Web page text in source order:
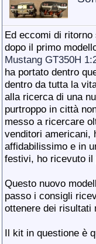
Ed eccomi di
dopo il primo
Mustang GT350H
ha portato dentro
dentro da tutta la
alla ricerca di una
purtroppo in città
messo a ricercare
venditori americani,
affidabilissimo e in
festivi, ho ricevuto il
Questo nuovo
passo i consigli
ottenere dei risultati
Il kit in questione è